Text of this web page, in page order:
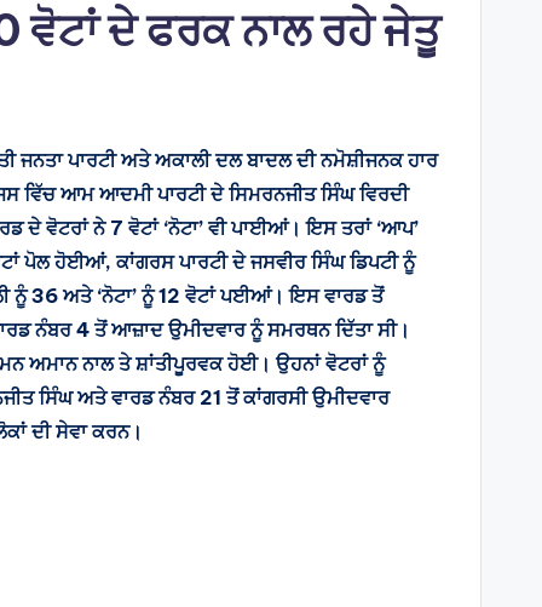
ਵੋਟਾਂ ਦੇ ਫਰਕ ਨਾਲ ਰਹੇ ਜੇਤੂ
ਪਾਰਟੀ ਅਤੇ ਅਕਾਲੀ ਦਲ ਬਾਦਲ ਦੀ ਨਮੋਸ਼ੀਜਨਕ ਹਾਰ
ਆਮ ਆਦਮੀ ਪਾਰਟੀ ਦੇ ਸਿਮਰਨਜੀਤ ਸਿੰਘ ਵਿਰਦੀ
ਵੋਟਰਾਂ ਨੇ 7 ਵੋਟਾਂ ‘ਨੋਟਾ’ ਵੀ ਪਾਈਆਂ। ਇਸ ਤਰਾਂ ‘ਆਪ’
ਪੋਲ ਹੋਈਆਂ, ਕਾਂਗਰਸ ਪਾਰਟੀ ਦੇ ਜਸਵੀਰ ਸਿੰਘ ਡਿਪਟੀ ਨੂੰ
ਨੂੰ 36 ਅਤੇ ‘ਨੋਟਾ’ ਨੂੰ 12 ਵੋਟਾਂ ਪਈਆਂ। ਇਸ ਵਾਰਡ ਤੋਂ
ਨੰਬਰ 4 ਤੋਂ ਆਜ਼ਾਦ ਉਮੀਦਵਾਰ ਨੂੰ ਸਮਰਥਨ ਦਿੱਤਾ ਸੀ।
ਅਮਾਨ ਨਾਲ ਤੇ ਸ਼ਾਂਤੀਪੂਰਵਕ ਹੋਈ। ਉਹਨਾਂ ਵੋਟਰਾਂ ਨੂੰ
ਸਿੰਘ ਅਤੇ ਵਾਰਡ ਨੰਬਰ 21 ਤੋਂ ਕਾਂਗਰਸੀ ਉਮੀਦਵਾਰ
ਦੀ ਸੇਵਾ ਕਰਨ।